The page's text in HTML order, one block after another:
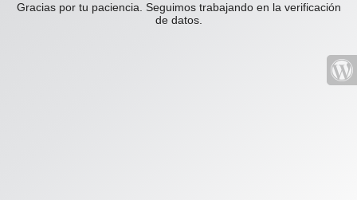
Gracias por tu paciencia. Seguimos trabajando en la verificación
de datos.